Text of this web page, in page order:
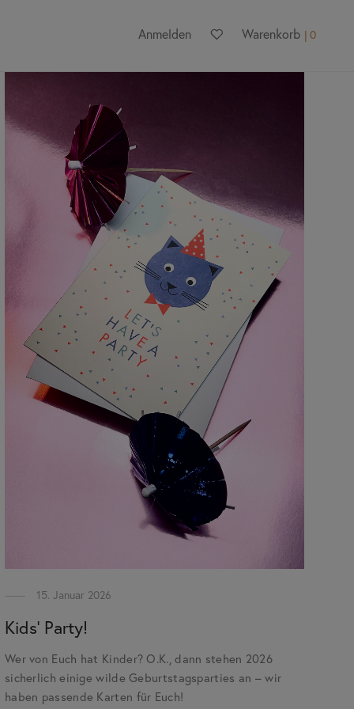
Anmelden Warenkorb 0
15. Januar 2026
Kids‘ Party!
Wer von Euch hat Kinder? O.K., dann stehen 2026
sicherlich einige wilde Geburtstagsparties an – wir
haben passende Karten für Euch!